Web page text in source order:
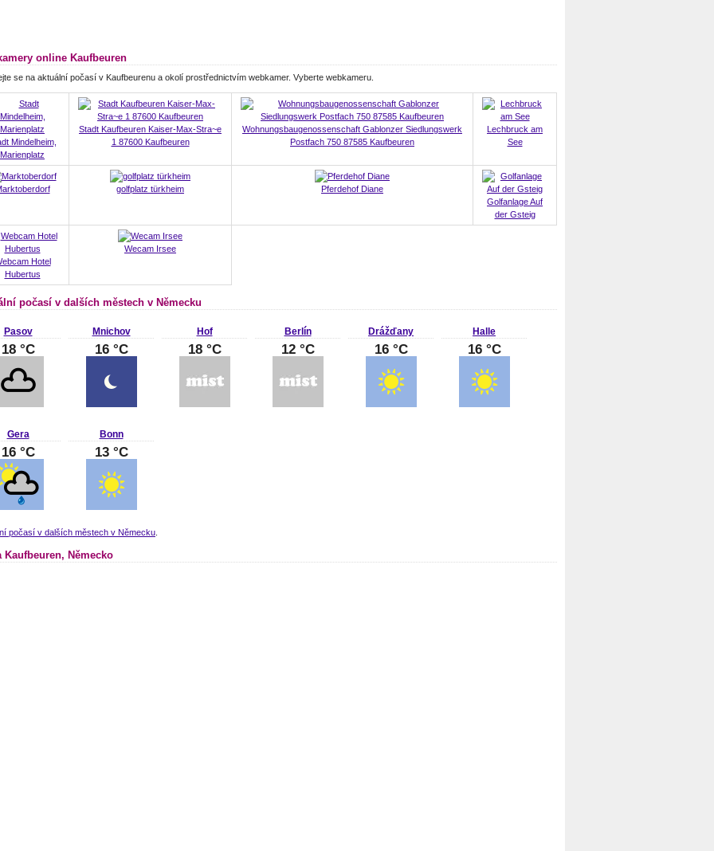
online Kaufbeuren
se na aktuální počasí v Kaufbeurenu a okolí prostřednictvím webkamer. Vyberte webkameru.
Mindelheim,
Marienplatz
Stadt Kaufbeuren Kaiser-Max-Stra~e
1 87600 Kaufbeuren
Wohnungsbaugenossenschaft Gablonzer Siedlungswerk
Postfach 750 87585 Kaufbeuren
Lechbruck am
See
golfplatz türkheim
Pferdehof Diane
Golfanlage Auf
der Gsteig
Hotel
Hubertus
Wecam Irsee
počasí v dalších městech v Německu
Pasov
18 °C
Mnichov
16 °C
Hof
18 °C
Berlín
12 °C
Drážďany
16 °C
Halle
16 °C
Gera
16 °C
Bonn
13 °C
počasí v dalších městech v Německu
Kaufbeuren, Německo